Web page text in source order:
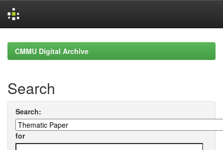
navigationCMMU Digital Archive
Search
Search:
for